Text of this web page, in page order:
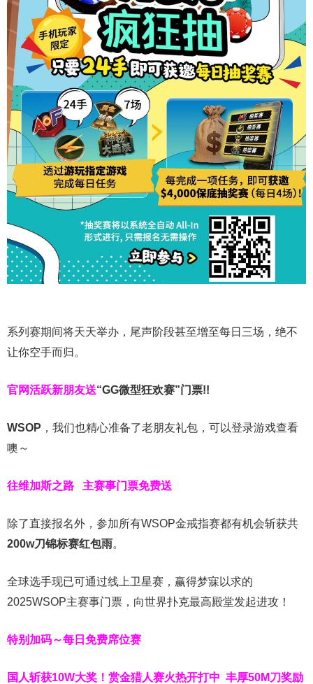
系列赛期间将天天举办，尾声阶段甚至增至每日三场，绝不
让你空手而归。
官网活跃新朋友送“GG微型狂欢赛”门票!!
WSOP ，我们也精心准备了老朋友礼包，可以登录游戏查看
噢～
往维加斯之路 主赛事门票免费送
除了直接报名外，参加所有WSOP金戒指赛都有机会斩获共
200w刀锦标赛红包雨。
全球选手现已可通过线上卫星赛，赢得梦寐以求的
2025WSOP主赛事门票，向世界扑克最高殿堂发起进攻！
特别加码～每日免费席位赛
国人斩获10W大奖！ 赏金猎人赛火热开打中 丰厚50M刀奖励